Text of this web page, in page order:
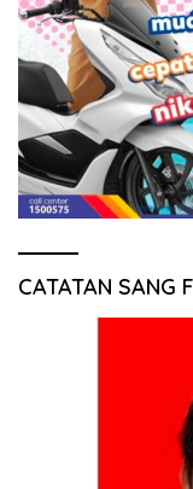
CATATAN SANG